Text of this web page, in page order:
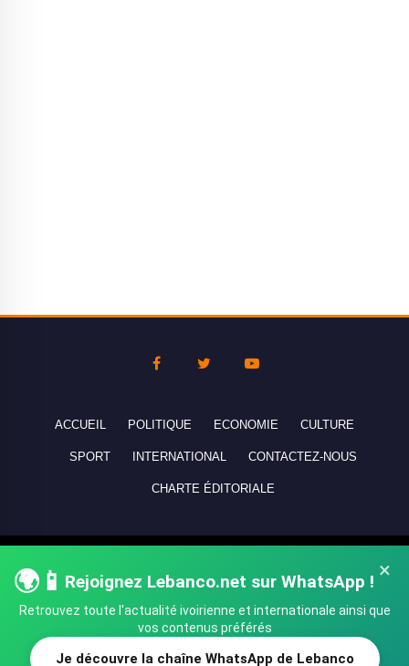
×
🌍📱 Rejoignez Lebanco.net sur WhatsApp !
Retrouvez toute l'actualité ivoirienne et internationale ainsi que
vos contenus préférés
Je découvre la chaîne WhatsApp de Lebanco
ACCUEIL POLITIQUE ECONOMIE CULTURE
SPORT INTERNATIONAL CONTACTEZ-NOUS
CHARTE ÉDITORIALE
réservés - All rights reserved.